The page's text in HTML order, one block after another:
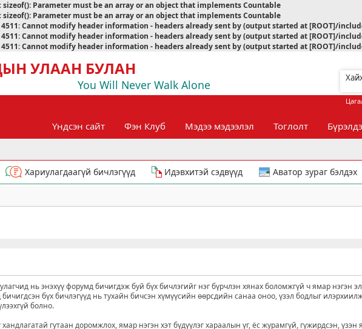
:sizeof(): Parameter must be an array or an object that implements Countable
:sizeof(): Parameter must be an array or an object that implements Countable
4511:Cannot modify header information - headers already sent by (output started at [ROOT]/
4511:Cannot modify header information - headers already sent by (output started at [ROOT]/
4511:Cannot modify header information - headers already sent by (output started at [ROOT]/
УЛААН БУЛАН
You Will Never Walk Alone
Үндсэн сайт Фэн Клуб Мэдээ мэдээлэл Тоглолт
Хариулагдаагүй бичлэгүүд Идэвхитэй сэдвүүд Аватор зураг бэлдэх
нь энэхүү форумд бичигдэж буй бүх бичлэгийг нэг бүрчлэн хянах боломжгүй ч ямар нэгэн
бичигдсэн бүх бичлэгүүд нь тухайн бичсэн хүмүүсийн өөрсдийн санаа оноо, үзэл бодлыг
болно.
гутаан доромжлох, ямар нэгэн хэт бүдүүлэг хараалын үг, ёс журамгүй, гүжирдсэн,